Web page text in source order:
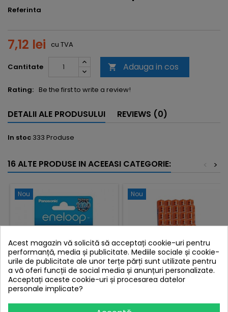
Referinta
7,12 lei cu TVA
Cantitate  Adauga in cos
Rating: Be the first to write a review!
DETALII ALE PRODUSULUI REVIEWS (0)
In stoc 333 Produse
16 ALTE PRODUSE IN ACEEASI CATEGORIE: >
<
Nou
SET 2 ACUMULATORI
PANASONIC ENELOOP BK-
Nou
LITHIUM
Acest magazin vă solicită să acceptați cookie-uri pentru
performanță, media și publicitate. Mediile sociale și cookie-
urile de publicitate ale unor terțe părți sunt utilizate pentru
a vă oferi funcții de social media și anunțuri personalizate.
Acceptați aceste cookie-uri și procesarea datelor
personale implicate?